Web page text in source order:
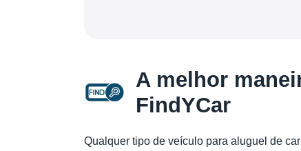
A melhor
FindYCar
Qualquer tipo de veículo para aluguel de